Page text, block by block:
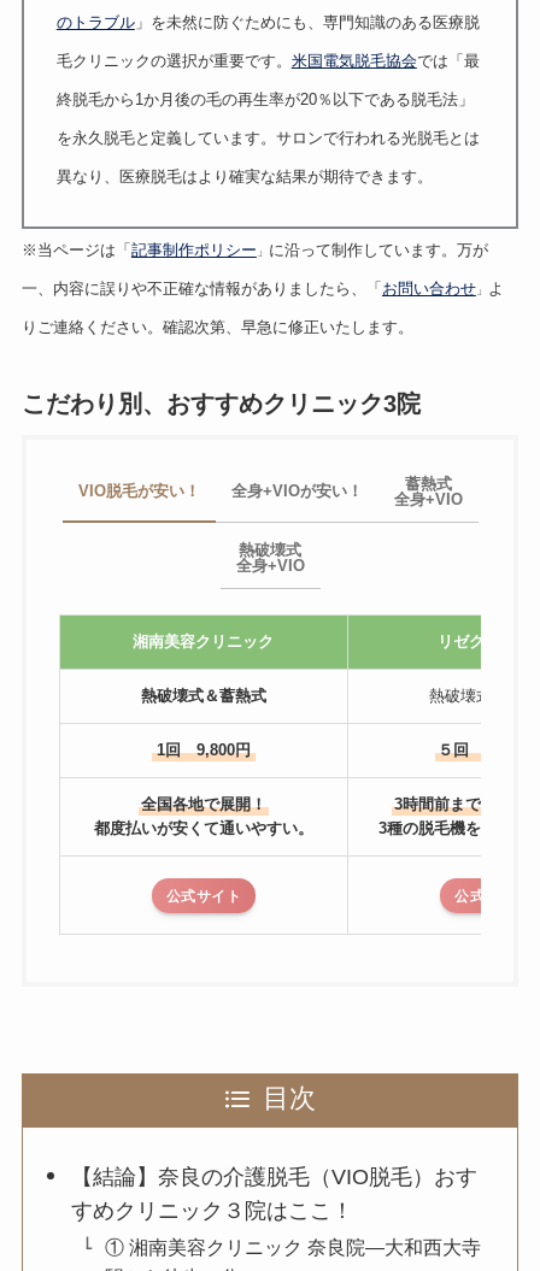
のトラブル」を未然に防ぐためにも、専門知識のある医療脱
毛クリニックの選択が重要です。 米国電気脱毛協会では「最
終脱毛から1か月後の毛の再生率が20％以下である脱毛法」
を永久脱毛と定義しています。サロンで行われる光脱毛とは
異なり、医療脱毛はより確実な結果が期待できます。
※当ページは「 記事制作ポリシー 」 に沿って制作しています。万が
一、内容に誤りや不正確な情報がありましたら、「 お問い合わせ」 よ
りご連絡ください。確認次第、早急に修正いたします。
こだわり別、おすすめクリニック3院
VIO脱毛が安い！ 全身+VIOが安い！
蓄熱式
全身+VIO
熱破壊式
全身+VIO
湘南美容クリニック リゼクリニッ
熱破壊式＆蓄熱式 熱破壊式＆蓄
1回 9,800円 ５回 81,600
全国各地で展開！
都度払いが安くて通いやすい。
3時間前までキャン
3種の脱毛機を使い分
公式サイト 公式サイト
目次
【結論】奈良の介護脱毛（VIO脱毛）おす
すめクリニック３院はここ！
① 湘南美容クリニック 奈良院—大和西大寺